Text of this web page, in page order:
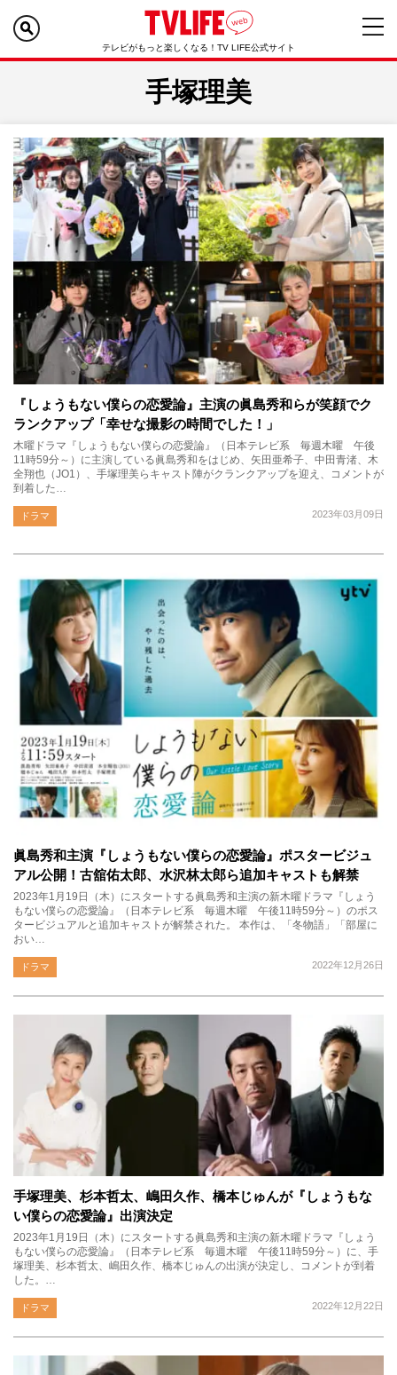
テレビがもっと楽しくなる！TV LIFE公式サイト
手塚理美
『しょうもない僕らの恋愛論』主演の眞島秀和らが笑顔でク
ランクアップ「幸せな撮影の時間でした！」
木曜ドラマ『しょうもない僕らの恋愛論』（日本テレビ系 毎週木曜 午後
11時59分～）に主演している眞島秀和をはじめ、矢田亜希子、中田青渚、木
全翔也（JO1）、手塚理美らキャスト陣がクランクアップを迎え、コメントが
到着した…
2023年03月09日
ドラマ
眞島秀和主演『しょうもない僕らの恋愛論』ポスタービジュ
アル公開！古舘佑太郎、水沢林太郎ら追加キャストも解禁
2023年1月19日（木）にスタートする眞島秀和主演の新木曜ドラマ『しょう
もない僕らの恋愛論』（日本テレビ系 毎週木曜 午後11時59分～）のポス
タービジュアルと追加キャストが解禁された。 本作は、「冬物語」「部屋に
おい…
2022年12月26日
ドラマ
手塚理美、杉本哲太、嶋田久作、橋本じゅんが『しょうもな
い僕らの恋愛論』出演決定
2023年1月19日（木）にスタートする眞島秀和主演の新木曜ドラマ『しょう
もない僕らの恋愛論』（日本テレビ系 毎週木曜 午後11時59分～）に、手
塚理美、杉本哲太、嶋田久作、橋本じゅんの出演が決定し、コメントが到着
した。…
2022年12月22日
ドラマ